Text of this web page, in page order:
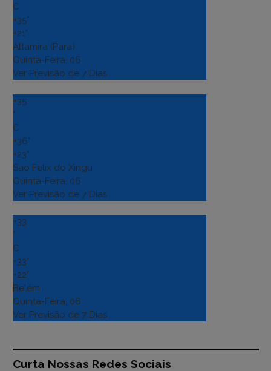
C
+35°
+21°
Altamira (Para)
Quinta-Feira, 06
Ver Previsão de 7 Dias
+35
°
C
+36°
+23°
Sao Felix do Xingu
Quinta-Feira, 06
Ver Previsão de 7 Dias
+33
°
C
+33°
+22°
Belém
Quinta-Feira, 06
Ver Previsão de 7 Dias
Curta Nossas Redes Sociais